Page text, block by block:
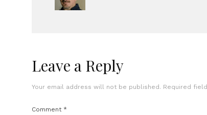
Leave a Reply
Your email address will not be published. Required
Comment *